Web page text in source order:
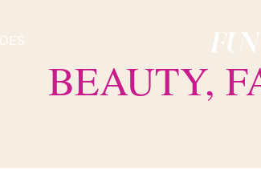
BEAUTY,